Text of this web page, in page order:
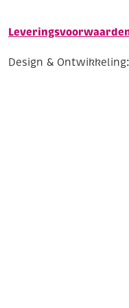
Design & Ontwikkeling: